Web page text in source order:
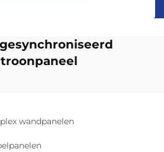
wandpanelen